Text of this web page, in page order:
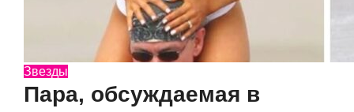
Звезды
Пара, обсуждаемая в